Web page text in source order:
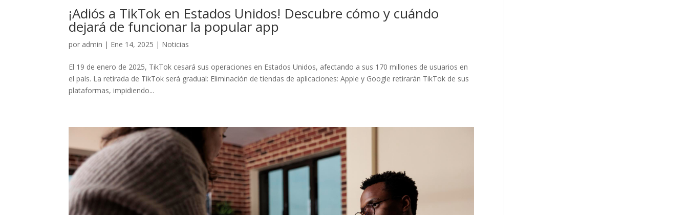
¡Adiós a TikTok en Estados Unidos! Descubre cómo y cuándo
dejará de funcionar la popular app
por admin | Ene 14, 2025 | Noticias
El 19 de enero de 2025, TikTok cesará sus operaciones en Estados Unidos, afectando a sus 170 millones de usuarios en
el país. La retirada de TikTok será gradual: Eliminación de tiendas de aplicaciones: Apple y Google retirarán TikTok de sus
plataformas, impidiendo...